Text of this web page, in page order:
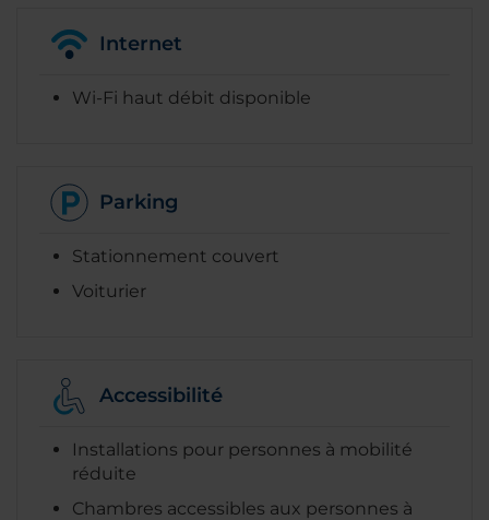
Internet
Wi-Fi haut débit disponible
Parking
Stationnement couvert
Voiturier
Accessibilité
Installations pour personnes à mobilité
réduite
Chambres accessibles aux personnes à